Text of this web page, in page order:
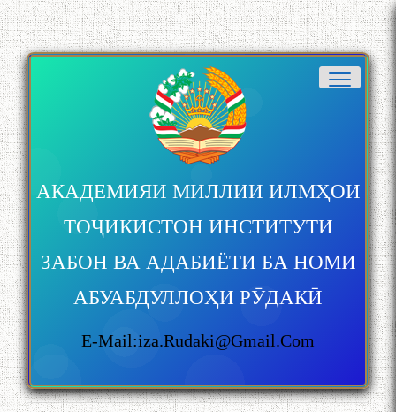
АКАДЕМИЯИ МИЛЛИИ ИЛМҲОИ
ТОҶИКИСТОН ИНСТИТУТИ
ЗАБОН ВА АДАБИЁТИ БА НОМИ
АБУАБДУЛЛОҲИ РӮДАКӢ
E-Mail:iza.rudaki@gmail.com